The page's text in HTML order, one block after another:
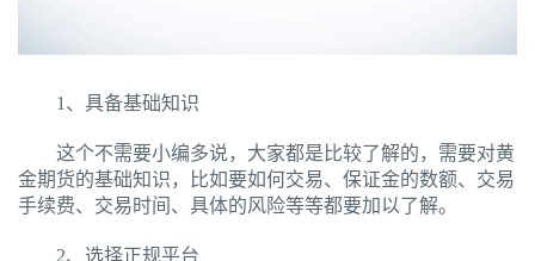
1、具备基础知识
这个不需要小编多说，大家都是比较了解的，需要对黄
金期货的基础知识，比如要如何交易、保证金的数额、交易
手续费、交易时间、具体的风险等等都要加以了解。
2、选择正规平台